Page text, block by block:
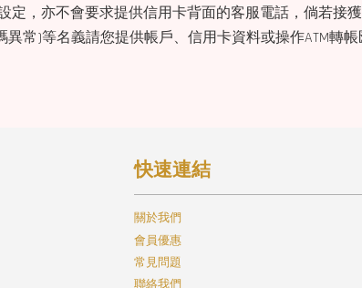
定，亦不會要求提供信用卡背面的客服電話，倘若接
)等名義請您提供帳戶、信用卡資料或操作ATM轉帳
快速連結
關於我們
會員優惠
常見問題
聯絡我們